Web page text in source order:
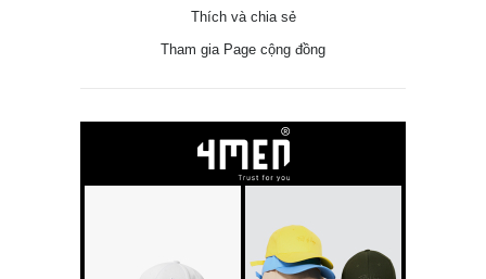
Thích và chia sẻ
Tham gia Page cộng đồng